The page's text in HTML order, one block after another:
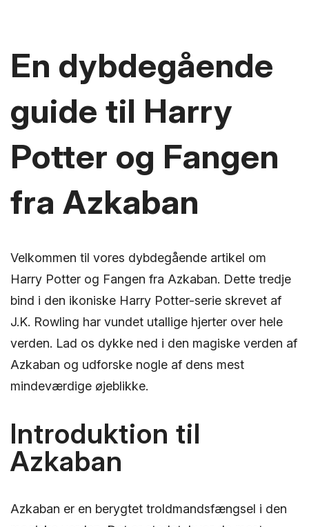
En dybdegående
guide til Harry
Potter og Fangen
fra Azkaban
Velkommen til vores dybdegående artikel om
Harry Potter og Fangen fra Azkaban. Dette tredje
bind i den ikoniske Harry Potter-serie skrevet af
J.K. Rowling har vundet utallige hjerter over hele
verden. Lad os dykke ned i den magiske verden af
Azkaban og udforske nogle af dens mest
mindeværdige øjeblikke.
Introduktion til
Azkaban
Azkaban er en berygtet troldmandsfængsel i den